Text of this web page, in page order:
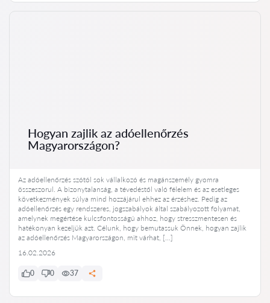
Hogyan zajlik az adóellenőrzés
Magyarországon?
Az adóellenőrzés szótól sok vállalkozó és magánszemély gyomra
összeszorul. A bizonytalanság, a tévedéstől való félelem és az esetleges
következmények súlya mind hozzájárul ehhez az érzéshez. Pedig az
adóellenőrzés egy rendszeres, jogszabályok által szabályozott folyamat,
amelynek megértése kulcsfontosságú ahhoz, hogy stresszmentesen és
hatékonyan kezeljük azt. Célunk, hogy bemutassuk Önnek, hogyan zajlik
az adóellenőrzés Magyarországon, mit várhat, […]
16.02.2026
0 0 37